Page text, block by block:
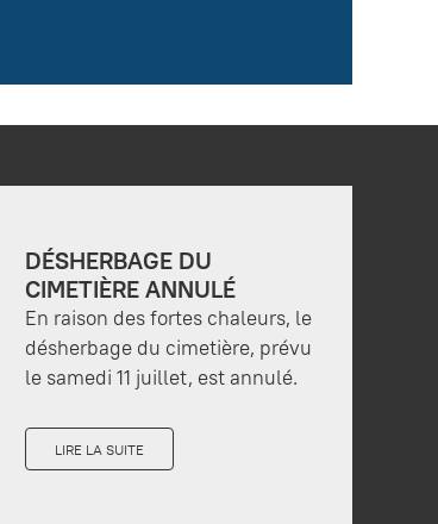
DÉSHERBAGE DU
CIMETIÈRE ANNULÉ
En raison des fortes chaleurs, le
désherbage du cimetière, prévu
le samedi 11 juillet, est annulé.
LIRE LA SUITE